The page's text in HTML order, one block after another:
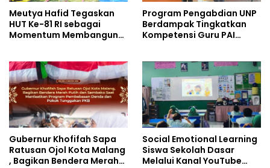
Meutya Hafid Tegaskan
HUT Ke-81 RI sebagai
Momentum Membangun
Program Pengabdian UNP
Berdampak Tingkatkan
Kompetensi Guru PAI
Gubernur Khofifah Sapa
Ratusan Ojol Kota Malang
, Bagikan Bendera Merah
Social Emotional Learning
Siswa Sekolah Dasar
Melalui Kanal YouTube